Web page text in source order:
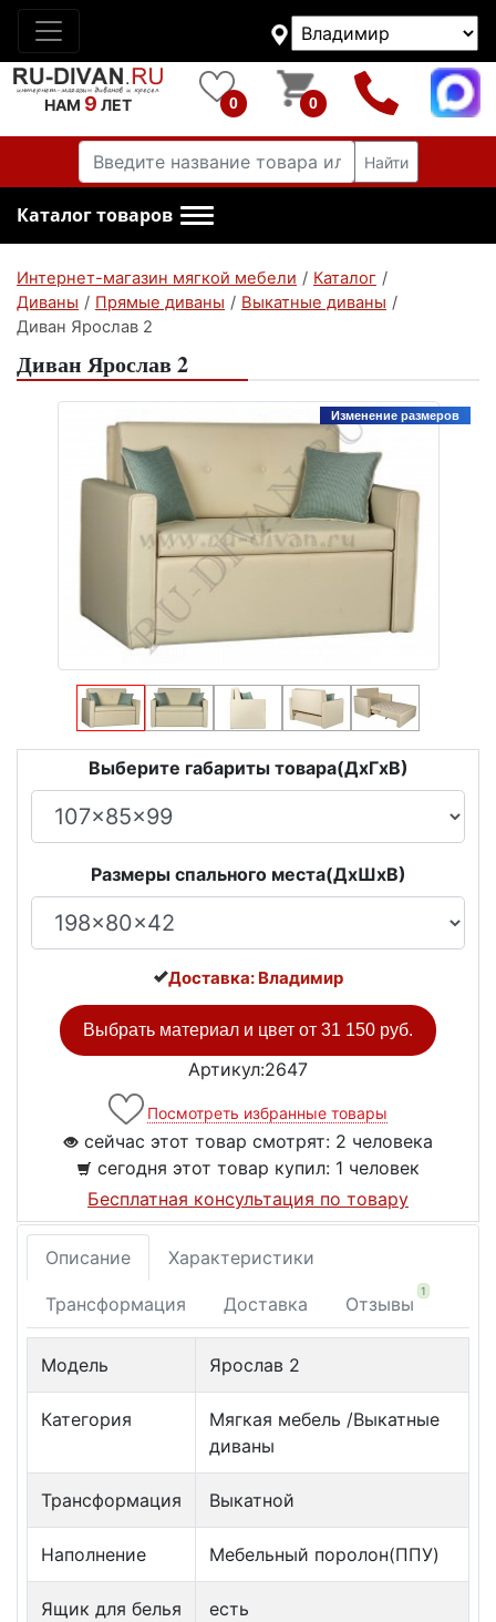
НАМ 9 ЛЕТ 0 0
Найти
Каталог товаров
Интернет-магазин мягкой мебели / Каталог /
Диваны / Прямые диваны / Выкатные диваны /
Диван Ярослав 2
Диван Ярослав 2
Изменение размеров
Выберите габариты товара(ДxГxВ)
Размеры спального места(ДxШxВ)
Доставка: Владимир
Выбрать материал и цвет от 31 150 руб.
Артикул:2647
Посмотреть избранные товары
сейчас этот товар смотрят: 2 человека
сегодня этот товар купил: 1 человек
Бесплатная консультация по товару
Описание Характеристики
Трансформация Доставка Отзывы
1
Модель Ярослав 2
Категория
Мягкая мебель /Выкатные
диваны
Трансформация Выкатной
Наполнение Мебельный поролон(ППУ)
Ящик для белья есть